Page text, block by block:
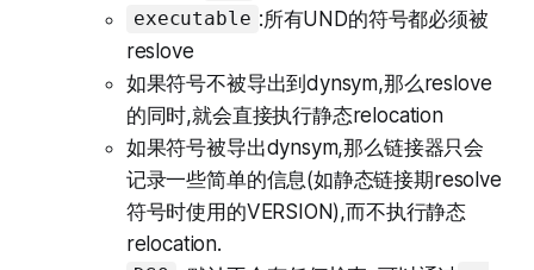
executable :所有UND的符号都必须被
reslove
如果符号不被导出到dynsym,那么reslove
的同时,就会直接执行静态relocation
如果符号被导出dynsym,那么链接器只会
记录一些简单的信息(如静态链接期resolve
符号时使用的VERSION),而不执行静态
relocation.